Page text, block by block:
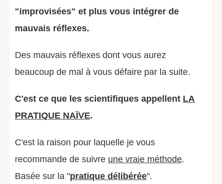
"improvisées" et plus vous intégrer de
mauvais réflexes.
Des mauvais réflexes dont vous aurez
beaucoup de mal à vous défaire par la suite.
C'est ce que les scientifiques appellent LA
PRATIQUE NAÏVE.
C'est la raison pour laquelle je vous
recommande de suivre une vraie méthode.
Basée sur la "pratique délibérée".